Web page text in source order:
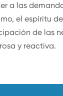
a las
el espíritu
de las
y reactiva.